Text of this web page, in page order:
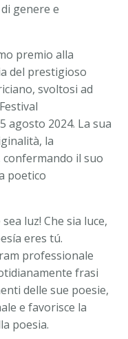
genere e
premio alla
del prestigioso
svoltosi ad
agosto 2024. La sua
la
il suo
poetico
luz! Che sia luce,
eres tú.
professionale
frasi
delle sue poesie,
e favorisce la
poesia.